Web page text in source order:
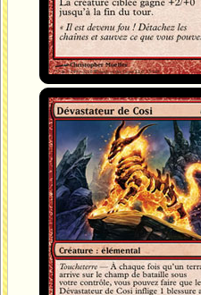
Dévastateur de Cosi